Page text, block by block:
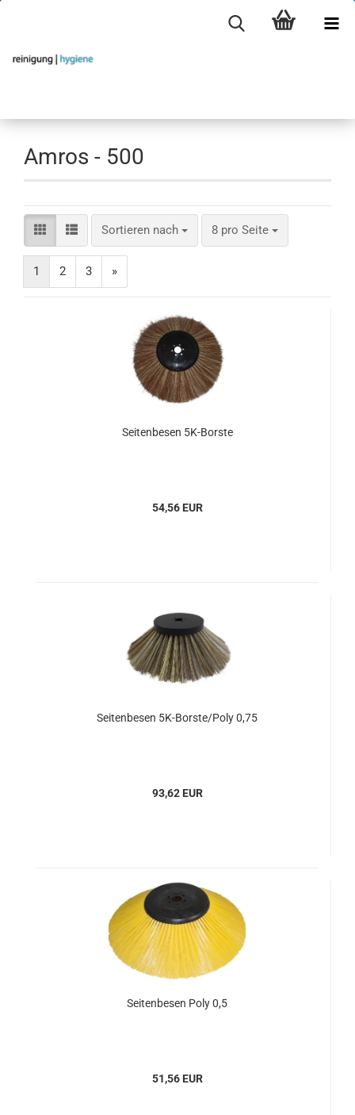
Amros - 500
Sortieren nach
Sortieren nach 8 pro Seite
pro Seite
1 2 3 »
Seitenbesen 5K-Borste
54,56 EUR
Seitenbesen 5K-Borste/Poly 0,75
93,62 EUR
Seitenbesen Poly 0,5
51,56 EUR